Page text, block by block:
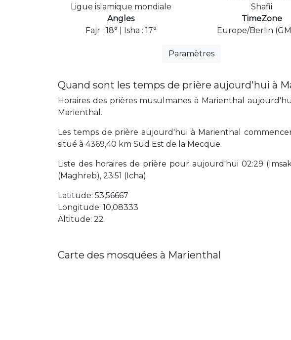
Ligue islamique mondiale
Shafii
Angles
Fajr : 18° | Isha : 17°
TimeZone
Europe/Berlin
Paramètres
Quand sont les temps de prière aujourd'hui à
Horaires des prières musulmanes à Marienthal
Marienthal.
Les temps de prière aujourd'hui à Marienthal
situé à 4369,40 km Sud Est de la Mecque.
Liste des horaires de prière pour aujourd'hui 02:29
(Maghreb), 23:51 (Icha).
Latitude: 53,56667
Longitude: 10,08333
Altitude: 22
Carte des mosquées à Marienthal